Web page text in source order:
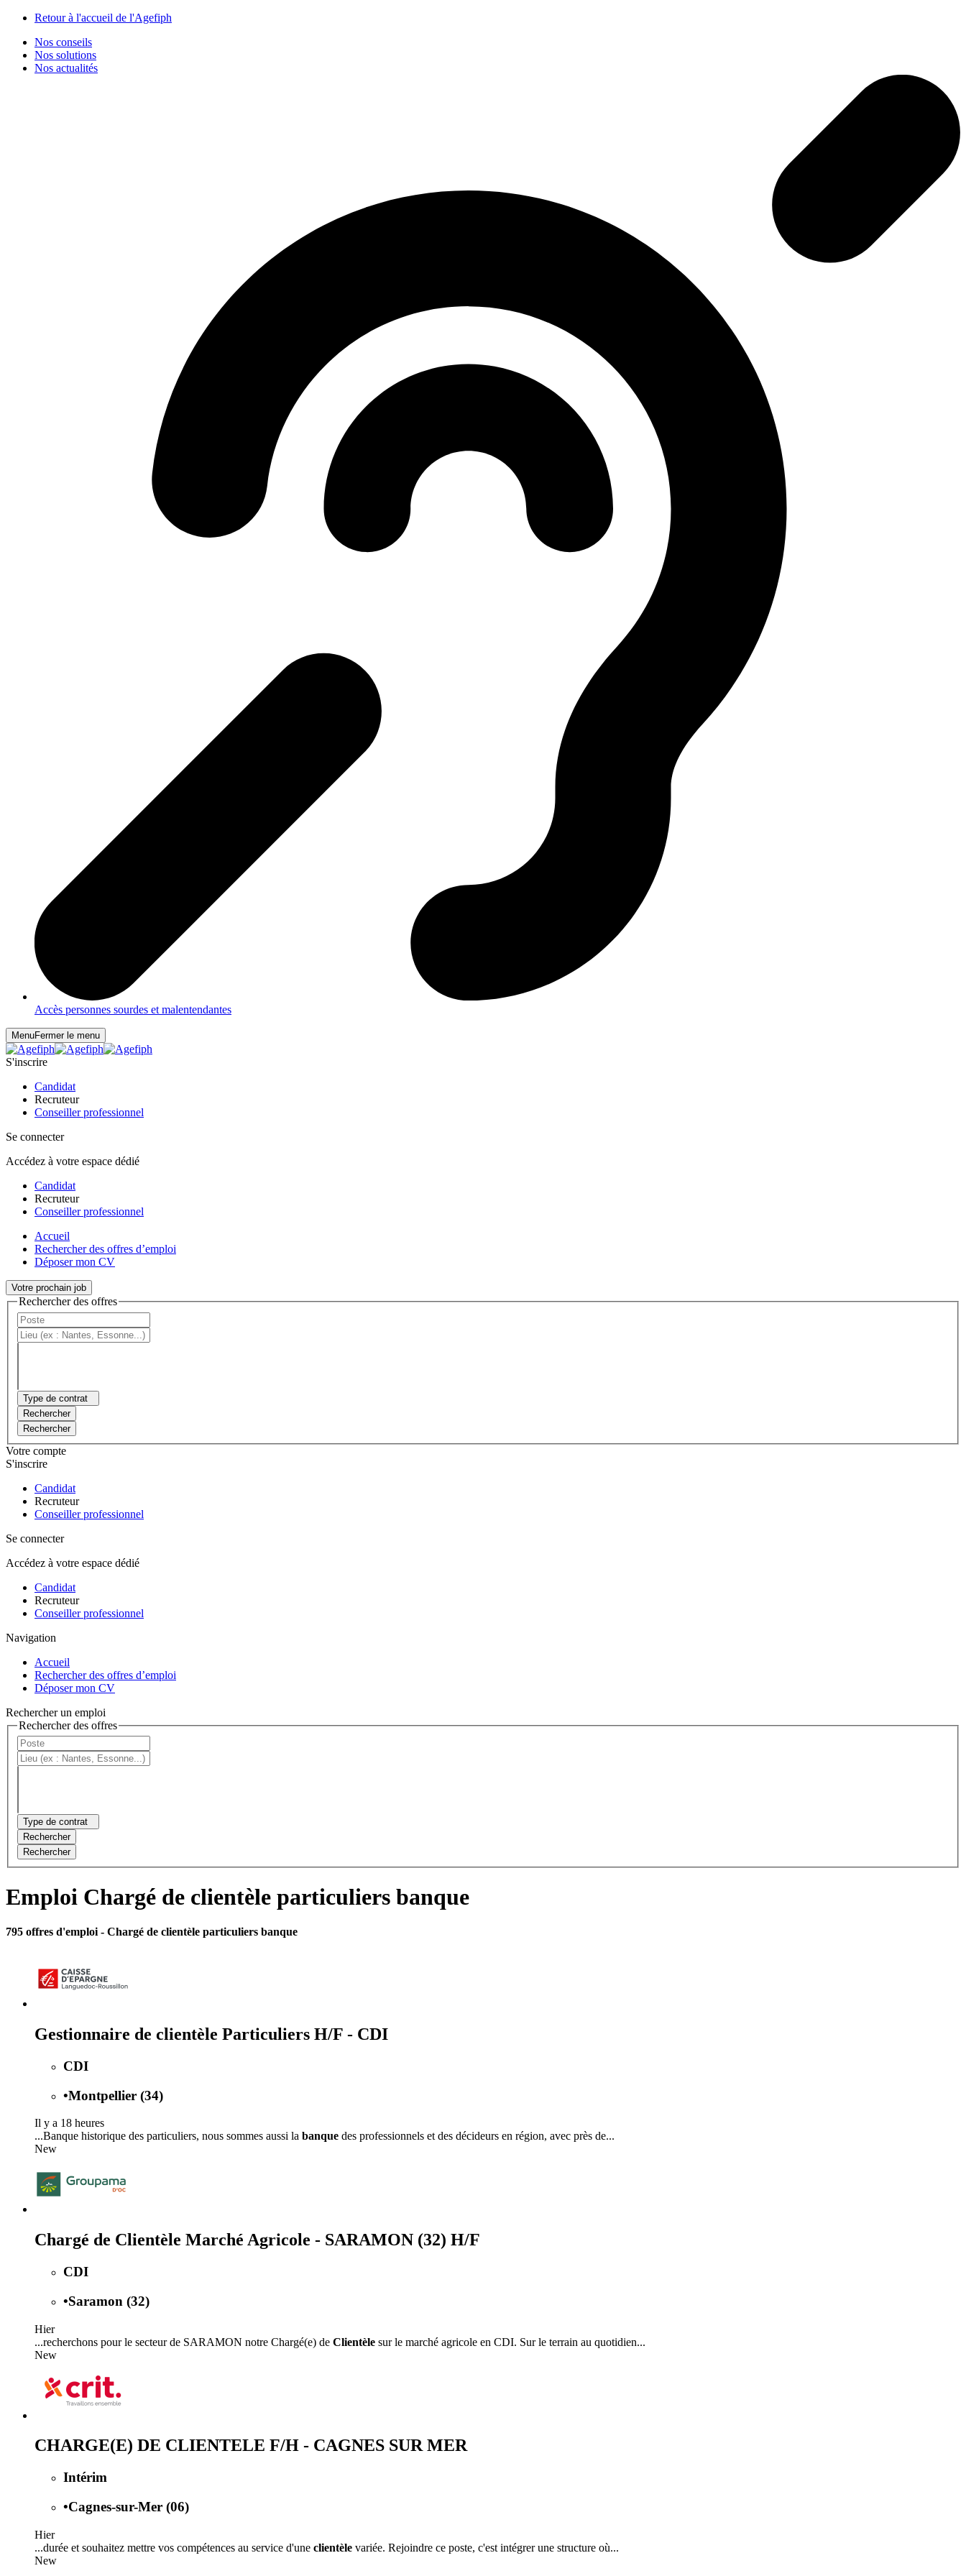
Retour à l'accueil de l'Agefiph
Nos conseils
Nos solutions
Nos actualités
Accès personnes sourdes et malentendantes
MenuFermer le menu
S'inscrire
Candidat
Recruteur
Conseiller professionnel
Se connecter
Accédez à votre espace dédié
Candidat
Recruteur
Conseiller professionnel
Accueil
Rechercher des offres d’emploi
Déposer mon CV
Votre prochain job
Rechercher des offres
Type de contrat
Rechercher
Rechercher
Votre compte
S'inscrire
Candidat
Recruteur
Conseiller professionnel
Se connecter
Accédez à votre espace dédié
Candidat
Recruteur
Conseiller professionnel
Navigation
Accueil
Rechercher des offres d’emploi
Déposer mon CV
Rechercher un emploi
Rechercher des offres
Type de contrat
Rechercher
Rechercher
Emploi Chargé de clientèle particuliers banque
795 offres d'emploi - Chargé de clientèle particuliers banque
Gestionnaire de clientèle Particuliers H/F - CDI
CDI
•Montpellier (34)
Il y a 18 heures
...Banque historique des particuliers, nous sommes aussi la banque des professionnels et des décideurs en région, avec près de...
New
Chargé de Clientèle Marché Agricole - SARAMON (32) H/F
CDI
•Saramon (32)
Hier
...recherchons pour le secteur de SARAMON notre Chargé(e) de Clientèle sur le marché agricole en CDI. Sur le terrain au quotidien...
New
CHARGE(E) DE CLIENTELE F/H - CAGNES SUR MER
Intérim
•Cagnes-sur-Mer (06)
Hier
...durée et souhaitez mettre vos compétences au service d'une clientèle variée. Rejoindre ce poste, c'est intégrer une structure où...
New